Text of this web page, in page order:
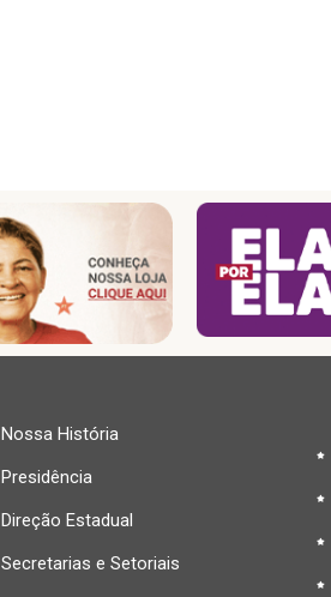
Nossa História
Presidência
Direção Estadual
Secretarias e Setoriais